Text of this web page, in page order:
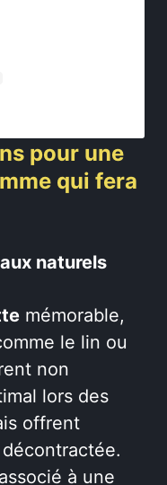
pour une
qui fera
naturels
mémorable,
le lin ou
non
lors des
offrent
associé à une